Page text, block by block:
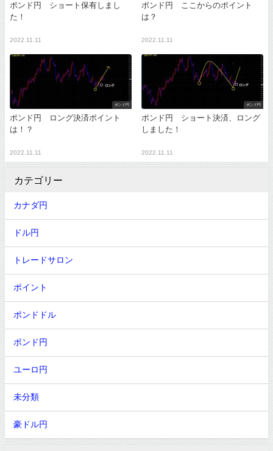
ポンド円 ショート保有しまし
た！
2022.11.11
ポンド円 ここからのポイント
は？
2022.11.11
ポンド円
ポンド円 ロング決済ポイント
は！？
2022.11.11
ポンド円
ポンド円 ショート決済、ロング
しました！
2022.11.11
カテゴリー
カナダ円
ドル円
トレードサロン
ポイント
ポンドドル
ポンド円
ユーロ円
未分類
豪ドル円